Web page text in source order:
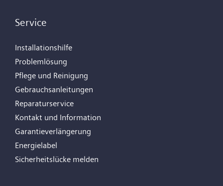
Service
Installationshilfe
Problemlösung
Pflege und Reinigung
Gebrauchsanleitungen
Reparaturservice
Kontakt und Information
Garantieverlängerung
Energielabel
Sicherheitslücke melden